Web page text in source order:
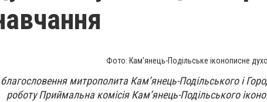
Фото: Кам’янець-Подільське іконописне
митрополита Кам’янець-Подільського і
роботу Приймальна комісія Кам’янець-Подільського